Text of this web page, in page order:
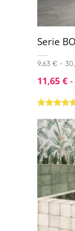
Serie
9,63 € -
11,65 € -
con4.50de
5